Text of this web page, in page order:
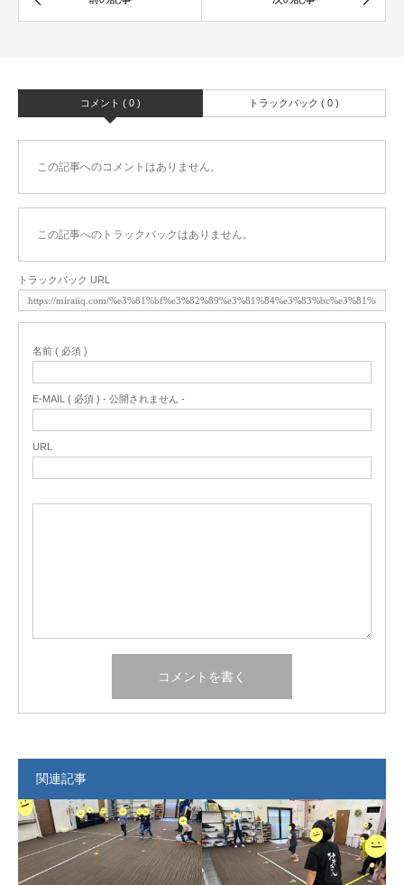
コメント ( 0 ) トラックバック ( 0 )
この記事へのコメントはありません。
この記事へのトラックバックはありません。
トラックバック URL
名前 ( 必須 )
E-MAIL ( 必須 ) - 公開されません -
URL
関連記事